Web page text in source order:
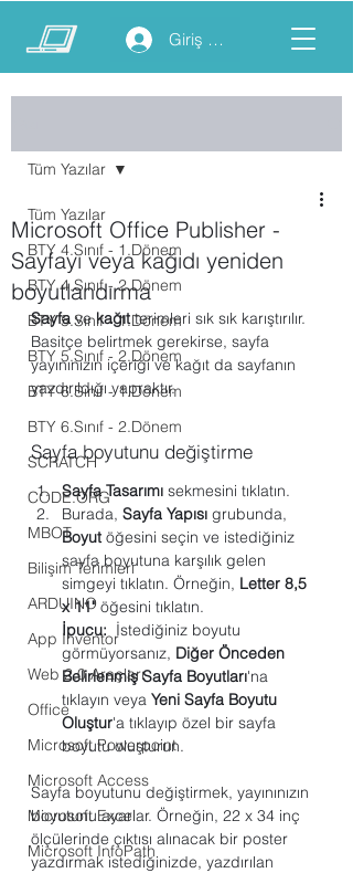
Giriş yap
Tüm Yazılar
BTY 4.Sınıf - 1.Dönem
BTY 4.Sınıf - 2.Dönem
BTY 5.Sınıf - 1.Dönem
BTY 5.Sınıf - 2.Dönem
BTY 6.Sınıf - 1.Dönem
BTY 6.Sınıf - 2.Dönem
SCRATCH
CODE.ORG
MBOT
Bilişim Terimleri
ARDUINO
App Inventor
Web 2.0 Araçları
Office
Microsoft Powerpoint
Microsoft Access
Microsoft Excel
Microsoft InfoPath
Tüm Yazılar
Microsoft Office Publisher -
Sayfayı veya kağıdı yeniden
boyutlandırma
Sayfa ve kağıt terimleri sık sık karıştırılır.
Basitçe belirtmek gerekirse, sayfa
yayınınızın içeriği ve kağıt da sayfanın
yazdırıldığı yapraktır.
Sayfa boyutunu değiştirme
Sayfa Tasarımı sekmesini tıklatın.
Burada, Sayfa Yapısı grubunda,
Boyut öğesini seçin ve istediğiniz
sayfa boyutuna karşılık gelen
simgeyi tıklatın. Örneğin, Letter 8,5
x 11" öğesini tıklatın.
İpucu:
  İstediğiniz boyutu
görmüyorsanız, Diğer Önceden
Belirlenmiş Sayfa Boyutları'na
tıklayın veya Yeni Sayfa Boyutu
Oluştur'a tıklayıp özel bir sayfa
boyutu oluşturun.
Sayfa boyutunu değiştirmek, yayınınızın
boyutunu ayarlar. Örneğin, 22 x 34 inç
ölçülerinde çıktısı alınacak bir poster
yazdırmak istediğinizde, yazdırılan